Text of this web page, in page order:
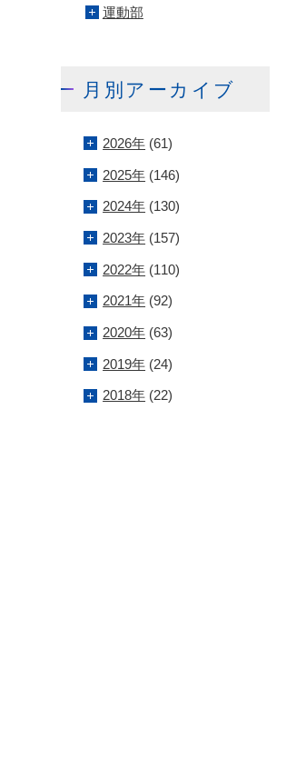
運動部
月別アーカイブ
2026年 (61)
2025年 (146)
2024年 (130)
2023年 (157)
2022年 (110)
2021年 (92)
2020年 (63)
2019年 (24)
2018年 (22)